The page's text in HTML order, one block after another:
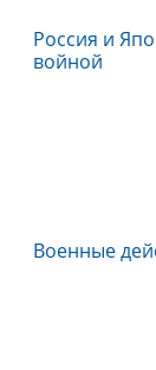
учебно-
академия им.
Н. Г.
артиллерии,
социально-
«Связь
научной
Российского
Россия и
войной
Военные